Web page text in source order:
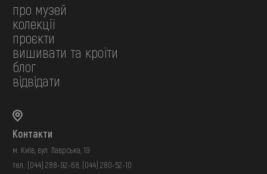
про музей
колекції
проєкти
вишивати та кроїти
блог
відвідати
Контакти
м. Київ, вул. Лаврська, 19
тел.: (044) 288-92-68 (044) 280-52-10